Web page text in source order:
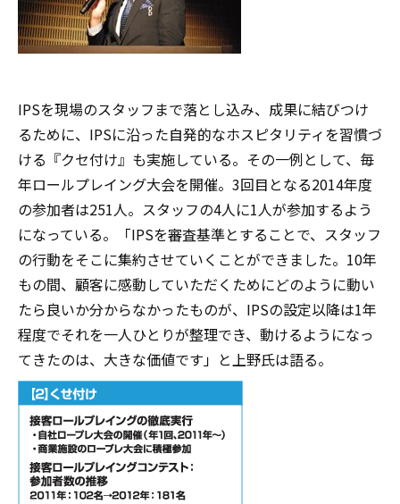
IPSを現場のスタッフまで落とし込み、成果に結びつけ
るために、IPSに沿った自発的なホスピタリティを習慣づ
ける『クセ付け』も実施している。その一例として、毎
年ロールプレイング大会を開催。3回目となる2014年度
の参加者は251人。スタッフの4人に1人が参加するよう
になっている。「IPSを審査基準とすることで、スタッフ
の行動をそこに集約させていくことができました。10年
もの間、顧客に感動していただくためにどのように動い
たら良いか分からなかったものが、IPSの設定以降は1年
程度でそれを一人ひとりが整理でき、動けるようになっ
てきたのは、大きな価値です」と上野氏は語る。